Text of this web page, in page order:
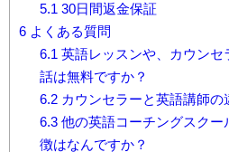
5.1 30日間返金保証
6 よくある質問
6.1 英語レッスンや、カウン
話は無料ですか？
6.2カウンセラーと英語講師の
6.3他の英語コーチングスクー
徴はなんですか？